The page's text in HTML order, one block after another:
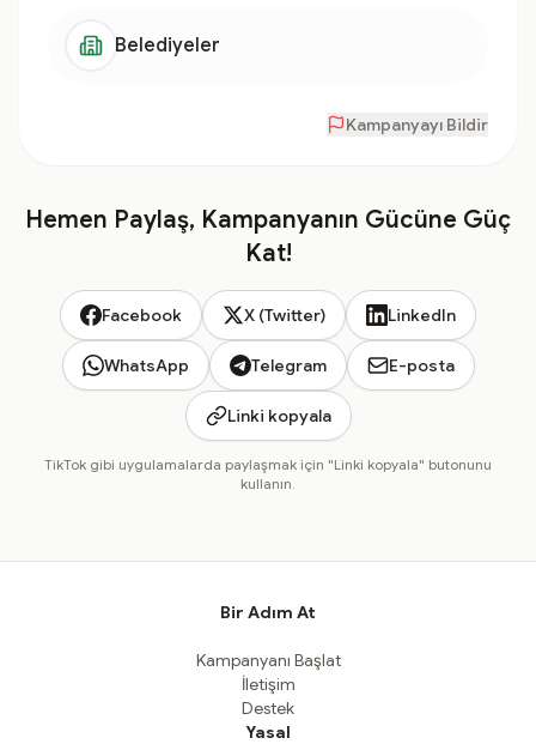
Belediyeler
Kampanyayı Bildir
Hemen Paylaş, Kampanyanın Gücüne Güç
Kat!
Facebook X (Twitter) LinkedIn
WhatsApp Telegram E-posta
Linki kopyala
TikTok gibi uygulamalarda paylaşmak için "Linki kopyala" butonunu
kullanın.
Bir Adım At
Kampanyanı Başlat
İletişim
Destek
Yasal